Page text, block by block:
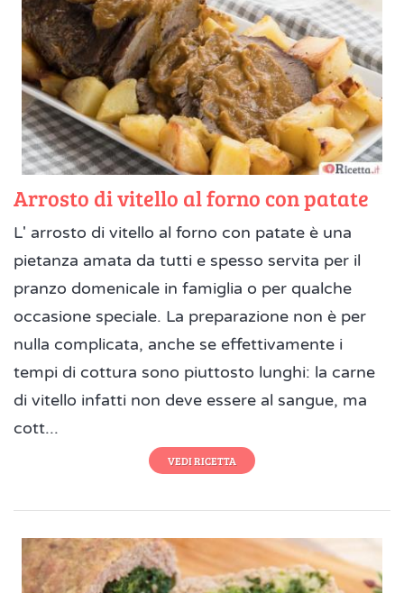
Arrosto di vitello al forno con patate
L' arrosto di vitello al forno con patate è una
pietanza amata da tutti e spesso servita per il
pranzo domenicale in famiglia o per qualche
occasione speciale. La preparazione non è per
nulla complicata, anche se effettivamente i
tempi di cottura sono piuttosto lunghi: la carne
di vitello infatti non deve essere al sangue, ma
cott...
VEDI RICETTA